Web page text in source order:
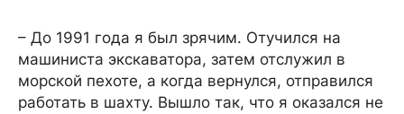
– До 1991 года я был зрячим. Отучился на
машиниста экскаватора, затем отслужил в
морской пехоте, а когда вернулся, отправился
работать в шахту. Вышло так, что я оказался не